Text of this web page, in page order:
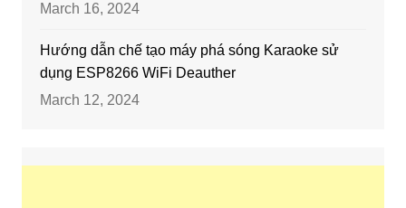
March 16, 2024
Hướng dẫn chế tạo máy phá sóng Karaoke sử
dụng ESP8266 WiFi Deauther
March 12, 2024